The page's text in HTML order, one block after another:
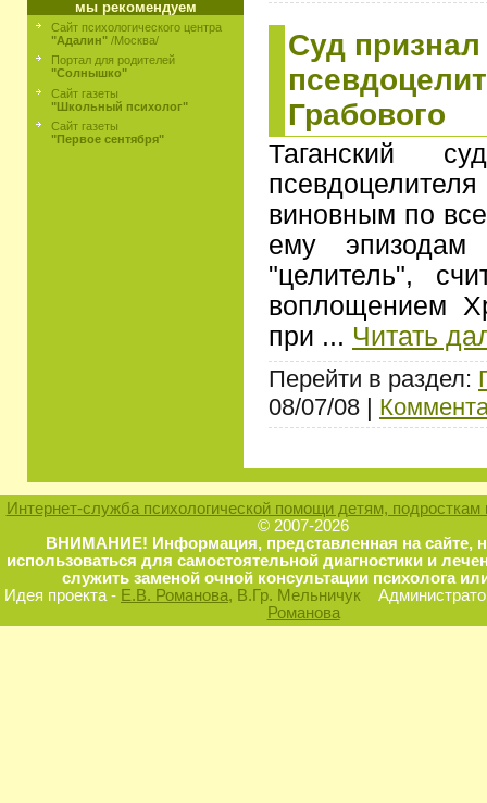
мы рекомендуем
Сайт психологического центра
"Адалин" /Москва/
Портал для родителей
"Солнышко"
Сайт газеты
"Школьный психолог"
Сайт газеты
"Первое сентября"
Суд
Грабового
Таганский
виновным по
ему эпизодам
"целитель",
воплощением
при ... Читать
Перейти в раздел:
08/07/08 |
Интернет-служба психологической помощи детям, подросткам
© 2007-2026
ВНИМАНИЕ! Информация, представленная на сайте,
использоваться для самостоятельной диагностики и
служить заменой очной консультации психолога
Идея проекта - Е.В. Романова, В.Гр. Мельничук
Романова